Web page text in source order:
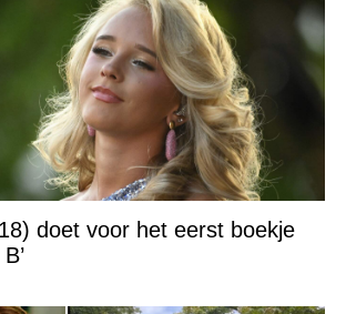
doet voor het eerst boekje